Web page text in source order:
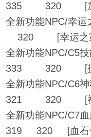
335 320 [加
全新功能
320 [幸运之
全新功能NPC/
333 320 [技
全新功能NPC/
321 320 [神
全新功能NPC/
319 320 [血石